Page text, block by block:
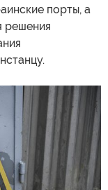
порты, а
решения